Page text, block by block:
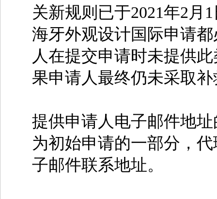
关新规则已于2021年2月
海牙外观设计国际申请
人在提交申请时未提供
果申请人最终仍未采取
提供申请人电子邮件地
为初始申请的一部分，
子邮件联系地址。